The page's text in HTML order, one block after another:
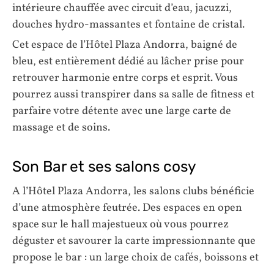
intérieure chauffée avec circuit d’eau, jacuzzi,
douches hydro-massantes et fontaine de cristal.
Cet espace de l’Hôtel Plaza Andorra, baigné de
bleu, est entièrement dédié au lâcher prise pour
retrouver harmonie entre corps et esprit. Vous
pourrez aussi transpirer dans sa salle de fitness et
parfaire votre détente avec une large carte de
massage et de soins.
Son Bar et ses salons cosy
A l’Hôtel Plaza Andorra, les salons clubs bénéficie
d’une atmosphère feutrée. Des espaces en open
space sur le hall majestueux où vous pourrez
déguster et savourer la carte impressionnante que
propose le bar : un large choix de cafés, boissons et